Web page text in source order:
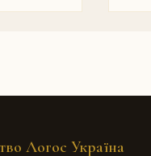
Логос Україна